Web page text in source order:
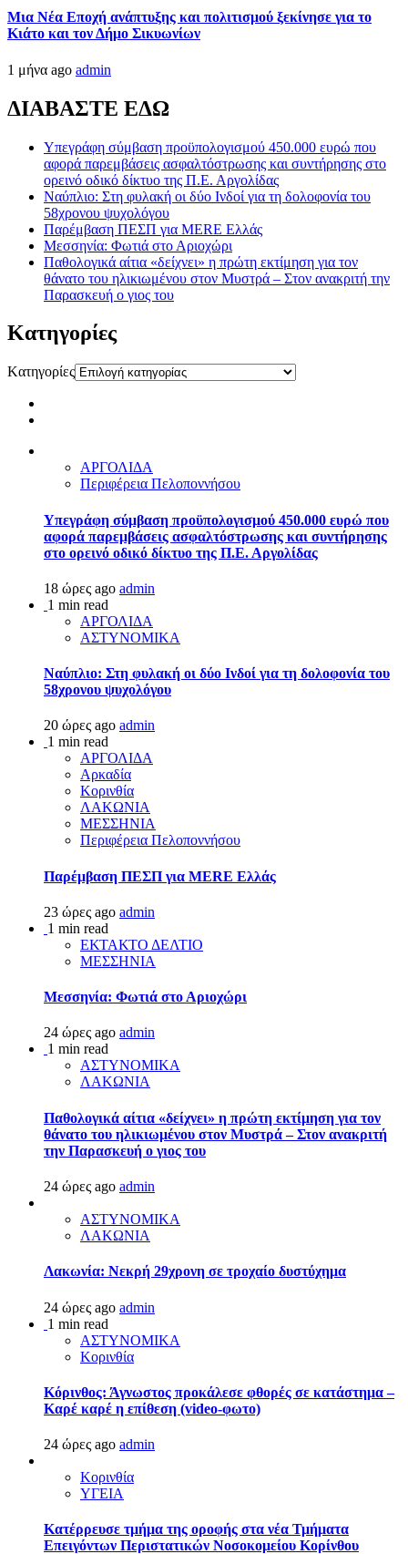
Μια Νέα Εποχή ανάπτυξης και πολιτισμού ξεκίνησε για το
Κιάτο και τον Δήμο Σικυωνίων
1 μήνα ago admin
ΔΙΑΒΑΣΤΕ ΕΔΩ
Υπεγράφη σύμβαση προϋπολογισμού 450.000 ευρώ που
αφορά παρεμβάσεις ασφαλτόστρωσης και συντήρησης στο
ορεινό οδικό δίκτυο της Π.Ε. Αργολίδας
Ναύπλιο: Στη φυλακή οι δύο Ινδοί για τη δολοφονία του
58χρονου ψυχολόγου
Παρέμβαση ΠΕΣΠ για MERE Ελλάς
Μεσσηνία: Φωτιά στο Αριοχώρι
Παθολογικά αίτια «δείχνει» η πρώτη εκτίμηση για τον
θάνατο του ηλικιωμένου στον Μυστρά – Στον ανακριτή την
Παρασκευή ο γιος του
Kατηγορίες
Kατηγορίες
ΑΡΓΟΛΙΔΑ
Περιφέρεια Πελοποννήσου
Υπεγράφη σύμβαση προϋπολογισμού 450.000 ευρώ που
αφορά παρεμβάσεις ασφαλτόστρωσης και συντήρησης
στο ορεινό οδικό δίκτυο της Π.Ε. Αργολίδας
18 ώρες ago admin
1 min read
ΑΡΓΟΛΙΔΑ
ΑΣΤΥΝΟΜΙΚΑ
Ναύπλιο: Στη φυλακή οι δύο Ινδοί για τη δολοφονία του
58χρονου ψυχολόγου
20 ώρες ago admin
1 min read
ΑΡΓΟΛΙΔΑ
Αρκαδία
Κορινθία
ΛΑΚΩΝΙΑ
ΜΕΣΣΗΝΙΑ
Περιφέρεια Πελοποννήσου
Παρέμβαση ΠΕΣΠ για MERE Ελλάς
23 ώρες ago admin
1 min read
ΕΚΤΑΚΤΟ ΔΕΛΤΙΟ
ΜΕΣΣΗΝΙΑ
Μεσσηνία: Φωτιά στο Αριοχώρι
24 ώρες ago admin
1 min read
ΑΣΤΥΝΟΜΙΚΑ
ΛΑΚΩΝΙΑ
Παθολογικά αίτια «δείχνει» η πρώτη εκτίμηση για τον
θάνατο του ηλικιωμένου στον Μυστρά – Στον ανακριτή
την Παρασκευή ο γιος του
24 ώρες ago admin
ΑΣΤΥΝΟΜΙΚΑ
ΛΑΚΩΝΙΑ
Λακωνία: Νεκρή 29χρονη σε τροχαίο δυστύχημα
24 ώρες ago admin
1 min read
ΑΣΤΥΝΟΜΙΚΑ
Κορινθία
Κόρινθος: Άγνωστος προκάλεσε φθορές σε κατάστημα –
Καρέ καρέ η επίθεση (video-φωτο)
24 ώρες ago admin
Κορινθία
ΥΓΕΙΑ
Kατέρρευσε τμήμα της οροφής στα νέα Τμήματα
Επειγόντων Περιστατικών Νοσοκομείου Κορίνθου